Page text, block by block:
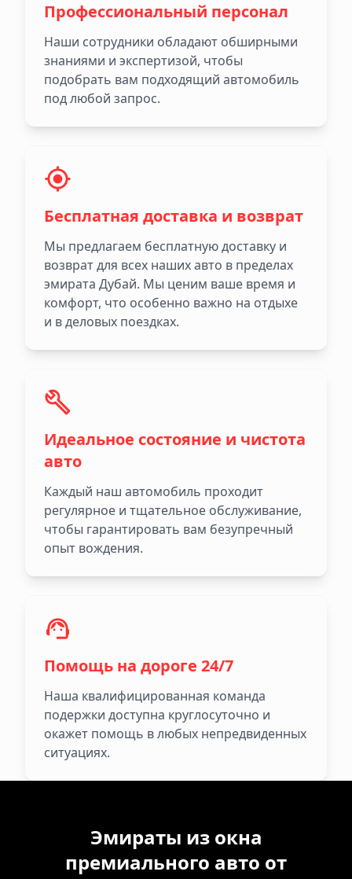
Профессиональный персонал
Наши сотрудники обладают обширными
знаниями и экспертизой, чтобы
подобрать вам подходящий автомобиль
под любой запрос.
Бесплатная доставка и возврат
Мы предлагаем бесплатную доставку и
возврат для всех наших авто в пределах
эмирата Дубай. Мы ценим ваше время и
комфорт, что особенно важно на отдыхе
и в деловых поездках.
Идеальное состояние и чистота
авто
Каждый наш автомобиль проходит
регулярное и тщательное обслуживание,
чтобы гарантировать вам безупречный
опыт вождения.
Помощь на дороге 24/7
Наша квалифицированная команда
подержки доступна круглосуточно и
окажет помощь в любых непредвиденных
ситуациях.
Эмираты из окна
премиального авто от